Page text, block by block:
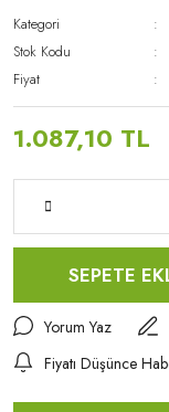
Kategori
Stok Kodu
Fiyat
1.087,10 TL
SEPETE
Yorum Yaz
Fiyatı Düşünce